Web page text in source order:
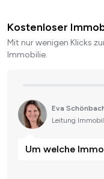
Kostenloser
Mit nur wenigen Klicks
Immobilie.